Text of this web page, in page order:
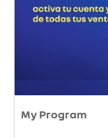
My Program